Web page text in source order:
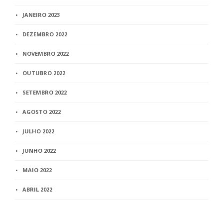
JANEIRO 2023
DEZEMBRO 2022
NOVEMBRO 2022
OUTUBRO 2022
SETEMBRO 2022
AGOSTO 2022
JULHO 2022
JUNHO 2022
MAIO 2022
ABRIL 2022